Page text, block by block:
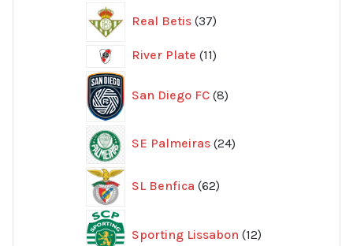
Real Betis 37
produkter
River Plate 1111
San Diego FC 8produkter
SE Palmeiras 24
produkter
SL Benfica 62
produkter
Sporting Lissabon 12produkter